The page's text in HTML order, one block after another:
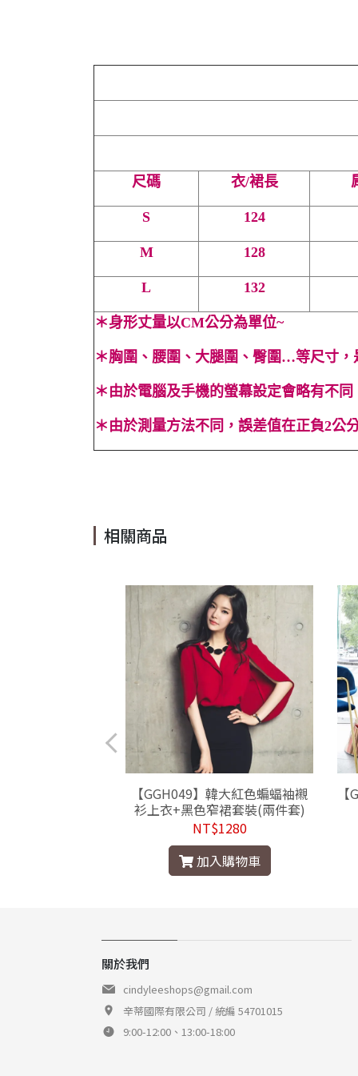
尺碼 衣/裙長
S 124
M 128
L 132
＊身形丈量以CM公分為單位~
＊胸圍、腰圍、大腿圍、臀圍…等尺寸，
＊ 由於電腦及手機的螢幕設定會略有不
＊ 由於測量方法不同，誤差值在正負2公
相關商品
【GGH049】韓大紅色蝙蝠袖襯
衫上衣+黑色窄裙套裝(兩件套)
NT$1280
加入購物車
關於我們
cindyleeshops@gmail.com
辛蒂國際有限公司 / 統編 54701015
9:00-12:00、13:00-18:00